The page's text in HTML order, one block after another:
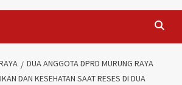
DUA ANGGOTA DPRD MURUNG RAYA
DAN KESEHATAN SAAT RESES DI DUA